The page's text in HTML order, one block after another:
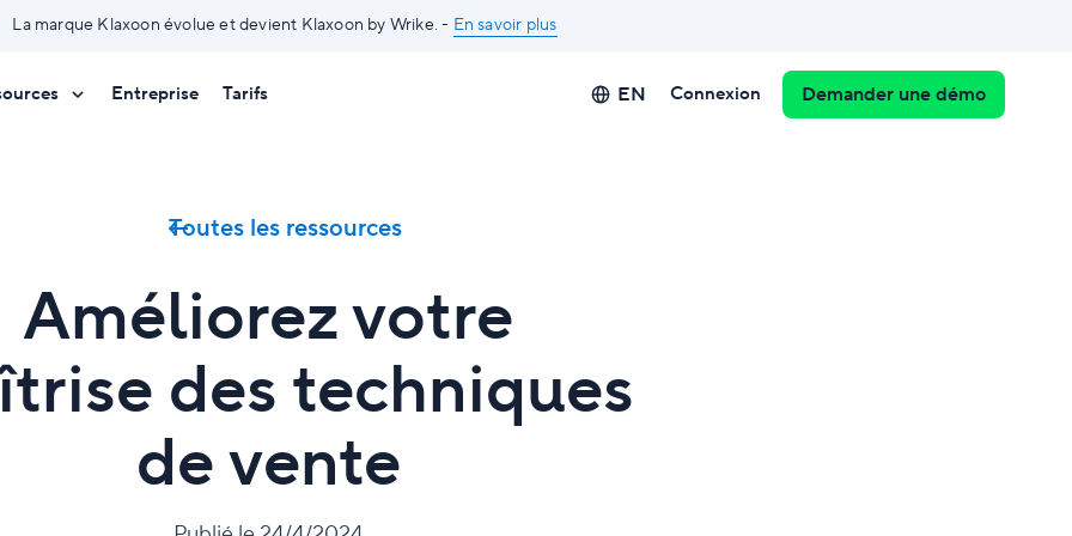
La marque Klaxoon évolue et devient Klaxoon by Wrike. - En savoir plus
Entreprise Tarifs EN Connexion Demander une démo
Toutes les ressources
Améliorez votre
des techniques
de vente